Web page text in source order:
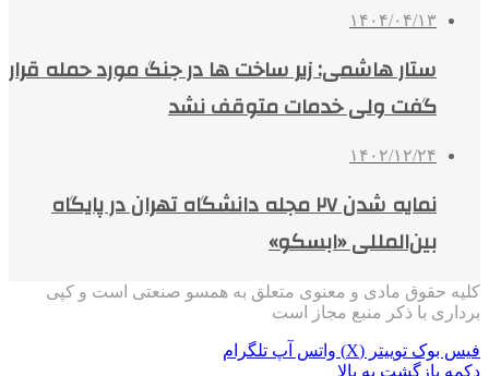
۱۴۰۴/۰۴/۱۳
ستار هاشمی: زیر ساخت ها در جنگ مورد حمله قرار
گفت ولی خدمات متوقف نشد
۱۴۰۲/۱۲/۲۴
نمایه شدن ۲۷ مجله دانشگاه تهران در پایگاه
بین‌المللی «ابسکو»
کلیه حقوق مادی و معنوی متعلق به همسو صنعتی است و کپی
برداری با ذکر منبع مجاز است
فیس بوک توییتر (X) واتس آپ تلگرام
دکمه بازگشت به بالا